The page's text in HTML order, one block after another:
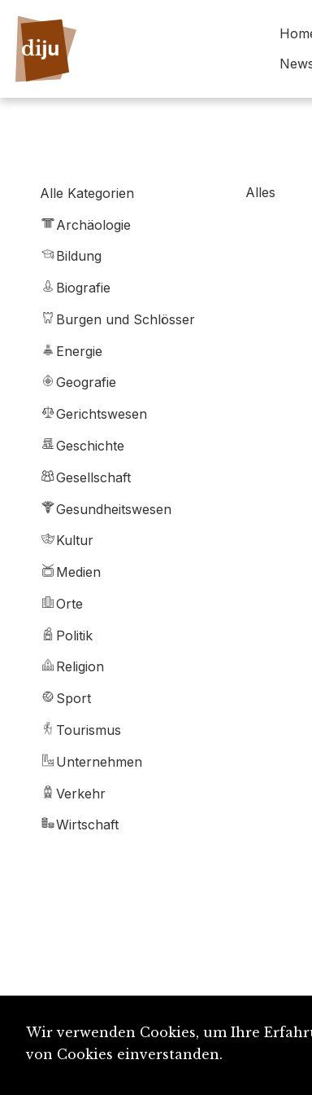
Alle Kategorien
Archäologie
Bildung
Biografie
Burgen und Schlösser
Energie
Geografie
Gerichtswesen
Geschichte
Gesellschaft
Gesundheitswesen
Kultur
Medien
Orte
Politik
Religion
Sport
Tourismus
Unternehmen
Verkehr
Wirtschaft
Alles
Wir verwenden Cookies, um Ihre
von Cookies einverstanden.